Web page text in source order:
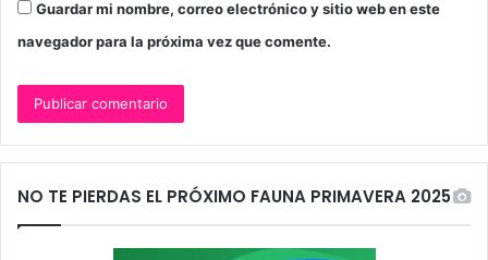
Guardar mi nombre, correo electrónico y sitio web en este
navegador para la próxima vez que comente.
NO TE PIERDAS EL PRÓXIMO FAUNA PRIMAVERA 2025